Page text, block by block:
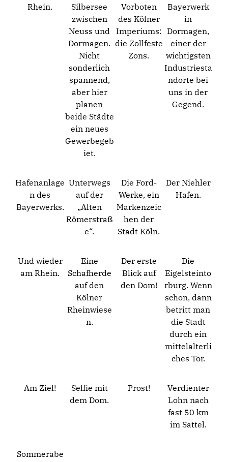
Rhein.
Silbersee
zwischen
Neuss und
Dormagen.
Nicht
sonderlich
spannend,
aber hier
planen
beide Städte
ein neues
Gewerbegeb
iet.
Vorboten
des Kölner
Imperiums:
die Zollfeste
Zons.
Bayerwerk
in
Dormagen,
einer der
wichtigsten
Industriesta
ndorte bei
uns in der
Gegend.
Hafenanlage
n des
Bayerwerks.
Unterwegs
auf der
„Alten
Römerstraß
e“.
Die Ford-
Werke, ein
Markenzeic
hen der
Stadt Köln.
Der Niehler
Hafen.
Und wieder
am Rhein.
Eine
Schafherde
auf den
Kölner
Rheinwiese
n.
Der erste
Blick auf
den Dom!
Die
Eigelsteinto
rburg. Wenn
schon, dann
betritt man
die Stadt
durch ein
mittelalterli
ches Tor.
Am Ziel!
Selfie mit
dem Dom.
Prost!
Verdienter
Lohn nach
fast 50 km
im Sattel.
Sommerabe